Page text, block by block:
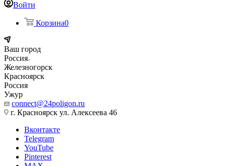
Войти
Корзина0
Ваш город
Россия
Железногорск
Красноярск
Россия
Ужур
connect@24poligon.ru
г. Красноярск ул. Алексеева 46
Вконтакте
Telegram
YouTube
Pinterest